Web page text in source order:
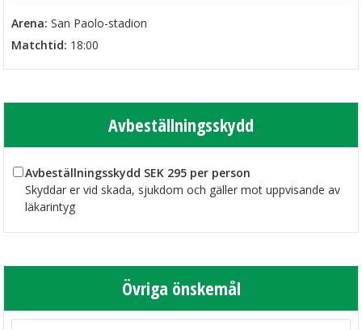
Arena: San Paolo-stadion
Matchtid: 18:00
Avbeställningsskydd
Avbeställningsskydd SEK 295 per person
Skyddar er vid skada, sjukdom och gäller mot uppvisande av
läkarintyg
Övriga önskemål